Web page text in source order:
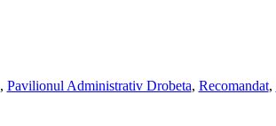
, Pavilionul Administrativ Drobeta, Recomandat,